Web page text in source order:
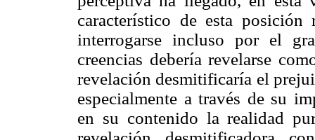
característico de esta
interrogarse incluso por el
creencias debería revelarse
revelación desmitificaría el
especialmente a través de su
en su contenido la realidad